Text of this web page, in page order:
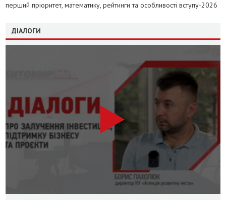
перший пріоритет, математику, рейтинги та особливості вступу-2026
ДІАЛОГИ